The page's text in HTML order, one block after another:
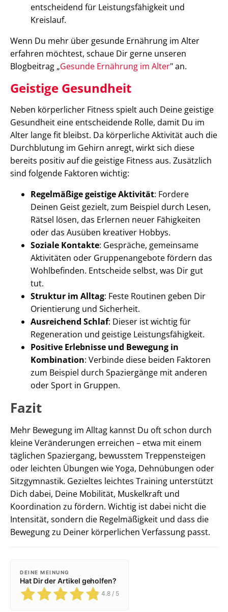
entscheidend für Leistungsfähigkeit und
Kreislauf.
Wenn Du mehr über gesunde Ernährung im Alter
erfahren möchtest, schaue Dir gerne unseren
Blogbeitrag „Gesunde Ernährung im Alter" an.
Geistige Gesundheit
Neben körperlicher Fitness spielt auch Deine geistige
Gesundheit eine entscheidende Rolle, damit Du im
Alter lange fit bleibst. Da körperliche Aktivität auch die
Durchblutung im Gehirn anregt, wirkt sich diese
bereits positiv auf die geistige Fitness aus. Zusätzlich
sind folgende Faktoren wichtig:
Regelmäßige geistige Aktivität: Fordere
Deinen Geist gezielt, zum Beispiel durch Lesen,
Rätsel lösen, das Erlernen neuer Fähigkeiten
oder das Ausüben kreativer Hobbys.
Soziale Kontakte: Gespräche, gemeinsame
Aktivitäten oder Gruppenangebote fördern das
Wohlbefinden. Entscheide selbst, was Dir gut
tut.
Struktur im Alltag: Feste Routinen geben Dir
Orientierung und Sicherheit.
Ausreichend Schlaf: Dieser ist wichtig für
Regeneration und geistige Leistungsfähigkeit.
Positive Erlebnisse und Bewegung in
Kombination: Verbinde diese beiden Faktoren
zum Beispiel durch Spaziergänge mit anderen
oder Sport in Gruppen.
Fazit
Mehr Bewegung im Alltag kannst Du oft schon durch
kleine Veränderungen erreichen – etwa mit einem
täglichen Spaziergang, bewusstem Treppensteigen
oder leichten Übungen wie Yoga, Dehnübungen oder
Sitzgymnastik. Gezieltes leichtes Training unterstützt
Dich dabei, Deine Mobilität, Muskelkraft und
Koordination zu fördern. Wichtig ist dabei nicht die
Intensität, sondern die Regelmäßigkeit und dass die
Bewegung zu Deiner körperlichen Verfassung passt.
DEINE MEINUNG
Hat Dir der Artikel geholfen?
4.8 / 5